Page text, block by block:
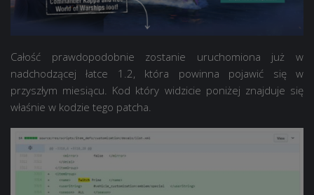
Całość prawdopodobnie zostanie uruchomiona już w
nadchodzącej łatce 1.2, która powinna pojawić się w
przyszłym miesiącu. Kod który widzicie poniżej znajduje się
właśnie w kodzie tego patcha.